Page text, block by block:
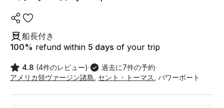
船長付き
100% refund within 5 days of your trip
4.8 (4件のレビュー)· 過去に7件の予約·
アメリカ領ヴァージン諸島 セント・トーマス パワーボート